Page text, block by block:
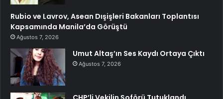
Rubio ve Lavrov, Asean Dışişleri Bakanları Toplantısı
Kapsamında Manila’da Görüştü
Ağustos 7, 2026
Umut Altaş’ın Ses Kaydı Ortaya Çıktı
Ağustos 7, 2026